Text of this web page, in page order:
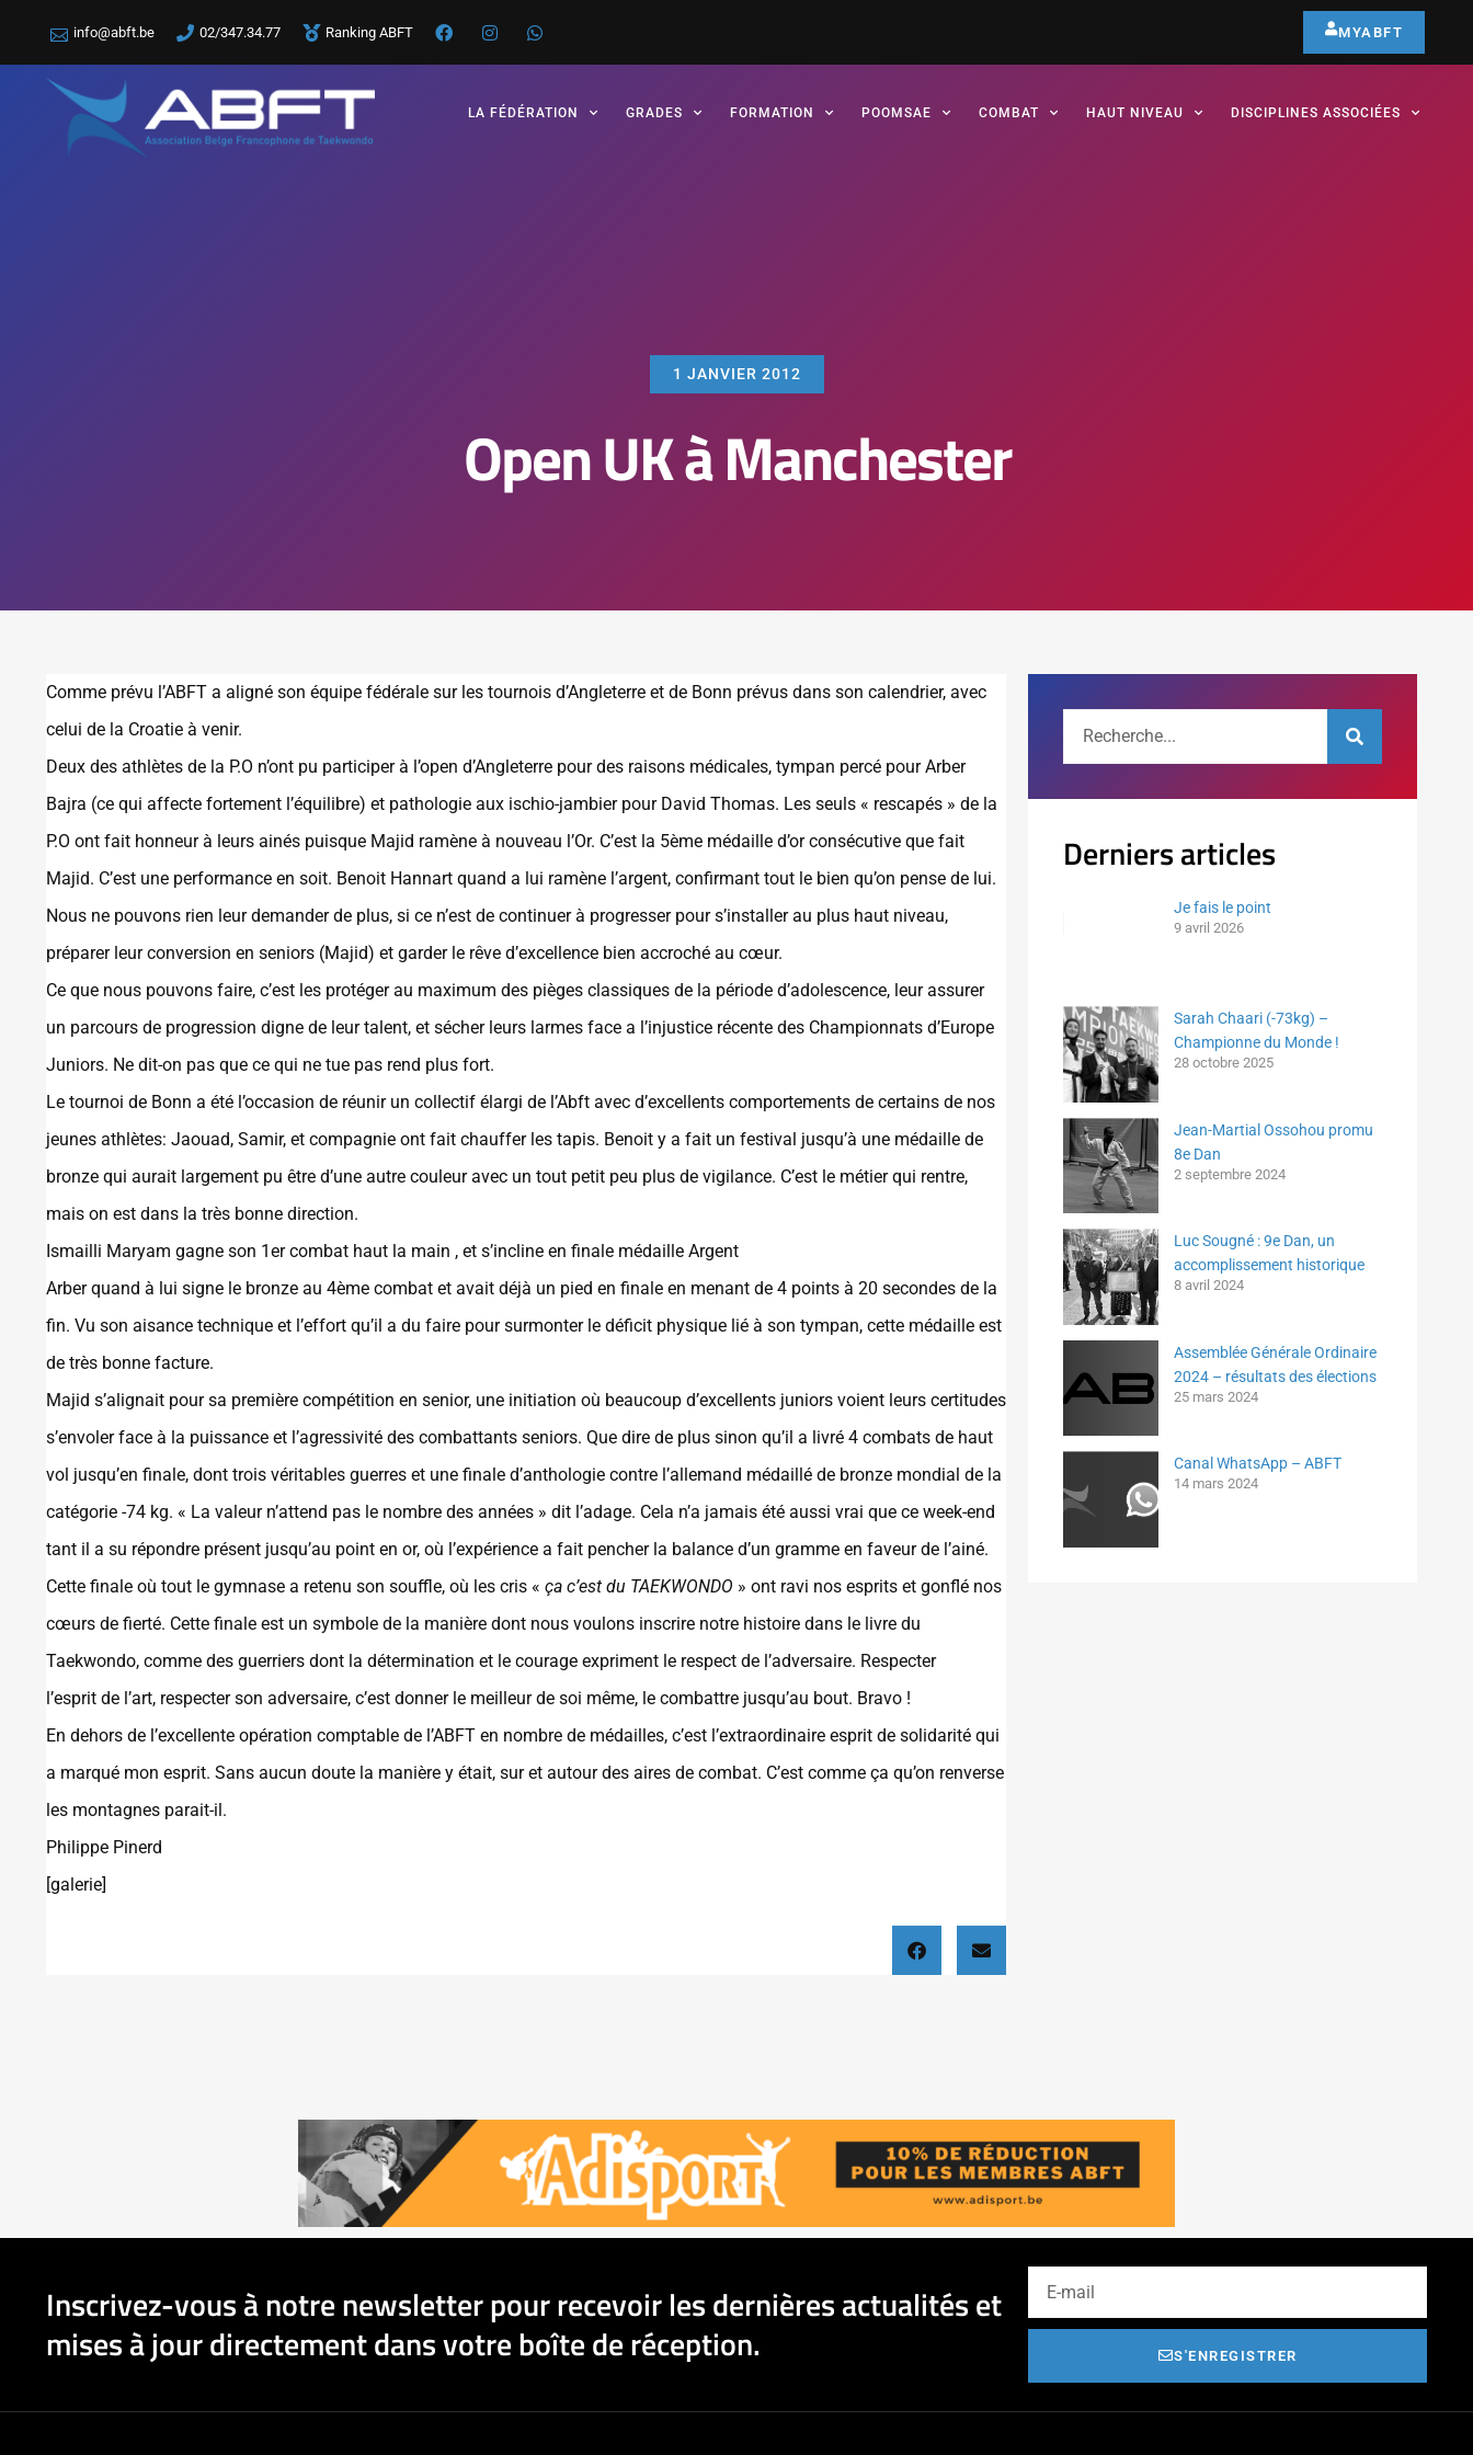
info@abft.be 02/347.34.77 Ranking ABFT MYABFT
LA FÉDÉRATION GRADES FORMATION POOMSAE COMBAT HAUT NIVEAU DISCIPLINES ASSOCIÉES
1 JANVIER 2012
Open UK à Manchester
Comme prévu l’ABFT a aligné son équipe fédérale sur les tournois d’Angleterre et de Bonn prévus dans son calendrier, avec
celui de la Croatie à venir.
Deux des athlètes de la P.O n’ont pu participer à l’open d’Angleterre pour des raisons médicales, tympan percé pour Arber
Bajra (ce qui affecte fortement l’équilibre) et pathologie aux ischio-jambier pour David Thomas. Les seuls « rescapés » de la
P.O ont fait honneur à leurs ainés puisque Majid ramène à nouveau l’Or. C’est la 5ème médaille d’or consécutive que fait
Majid. C’est une performance en soit. Benoit Hannart quand a lui ramène l’argent, confirmant tout le bien qu’on pense de lui.
Nous ne pouvons rien leur demander de plus, si ce n’est de continuer à progresser pour s’installer au plus haut niveau,
préparer leur conversion en seniors (Majid) et garder le rêve d’excellence bien accroché au cœur.
Ce que nous pouvons faire, c’est les protéger au maximum des pièges classiques de la période d’adolescence, leur assurer
un parcours de progression digne de leur talent, et sécher leurs larmes face a l’injustice récente des Championnats d’Europe
Juniors. Ne dit-on pas que ce qui ne tue pas rend plus fort.
Le tournoi de Bonn a été l’occasion de réunir un collectif élargi de l’Abft avec d’excellents comportements de certains de nos
jeunes athlètes: Jaouad, Samir, et compagnie ont fait chauffer les tapis. Benoit y a fait un festival jusqu’à une médaille de
bronze qui aurait largement pu être d’une autre couleur avec un tout petit peu plus de vigilance. C’est le métier qui rentre,
mais on est dans la très bonne direction.
Ismailli Maryam gagne son 1er combat haut la main , et s’incline en finale médaille Argent
Arber quand à lui signe le bronze au 4ème combat et avait déjà un pied en finale en menant de 4 points à 20 secondes de la
fin. Vu son aisance technique et l’effort qu’il a du faire pour surmonter le déficit physique lié à son tympan, cette médaille est
de très bonne facture.
Majid s’alignait pour sa première compétition en senior, une initiation où beaucoup d’excellents juniors voient leurs certitudes
s’envoler face à la puissance et l’agressivité des combattants seniors. Que dire de plus sinon qu’il a livré 4 combats de haut
vol jusqu’en finale, dont trois véritables guerres et une finale d’anthologie contre l’allemand médaillé de bronze mondial de la
catégorie -74 kg. « La valeur n’attend pas le nombre des années » dit l’adage. Cela n’a jamais été aussi vrai que ce week-end
tant il a su répondre présent jusqu’au point en or, où l’expérience a fait pencher la balance d’un gramme en faveur de l’ainé.
Cette finale où tout le gymnase a retenu son souffle, où les cris « ça c’est du TAEKWONDO » ont ravi nos esprits et gonflé nos
cœurs de fierté. Cette finale est un symbole de la manière dont nous voulons inscrire notre histoire dans le livre du
Taekwondo, comme des guerriers dont la détermination et le courage expriment le respect de l’adversaire. Respecter
l’esprit de l’art, respecter son adversaire, c’est donner le meilleur de soi même, le combattre jusqu’au bout. Bravo !
En dehors de l’excellente opération comptable de l’ABFT en nombre de médailles, c’est l’extraordinaire esprit de solidarité qui
a marqué mon esprit. Sans aucun doute la manière y était, sur et autour des aires de combat. C’est comme ça qu’on renverse
les montagnes parait-il.
Philippe Pinerd
[galerie]
Derniers articles
Je fais le point
9 avril 2026
Sarah Chaari (-73kg) –
Championne du Monde !
28 octobre 2025
Jean-Martial Ossohou promu
8e Dan
2 septembre 2024
Luc Sougné : 9e Dan, un
accomplissement historique
8 avril 2024
Assemblée Générale Ordinaire
2024 – résultats des élections
25 mars 2024
Canal WhatsApp – ABFT
14 mars 2024
Inscrivez-vous à notre newsletter pour recevoir les dernières actualités et
mises à jour directement dans votre boîte de réception.
S'ENREGISTRER